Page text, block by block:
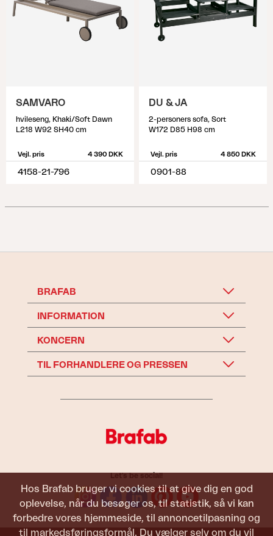
Hos Brafab bruger vi cookies til at give dig en god
oplevelse, når du besøger os, til statistik, så vi kan
forbedre vores hjemmeside, til annoncetilpasning og
til markedsføringsformål. Du vælger selv om du vil
SAMVARO
hvileseng, Khaki/Soft Dawn
L218 W92 SH40 cm
Vejl. pris 4 390 DKK
4158-21-796
DU & JA
2-personers sofa, Sort
W172 D85 H98 cm
Vejl. pris 4 850 DKK
0901-88
BRAFAB
INFORMATION
KONCERN
TIL FORHANDLERE OG PRESSEN
Let's be social!